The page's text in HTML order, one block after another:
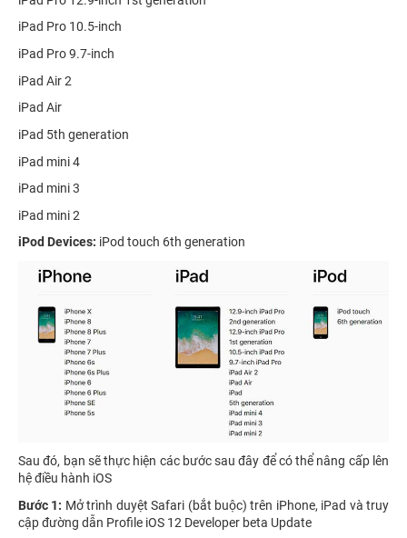
iPad Pro 10.5-inch
iPad Pro 9.7-inch
iPad Air 2
iPad Air
iPad 5th generation
iPad mini 4
iPad mini 3
iPad mini 2
iPod Devices: iPod touch 6th generation
Sau đó, bạn sẽ thực hiện các bước sau đây để có thể nâng cấp lên
hệ điều hành iOS
Bước 1: Mở trình duyệt Safari (bắt buộc) trên iPhone, iPad và truy
cập đường dẫn Profile iOS 12 Developer beta Update